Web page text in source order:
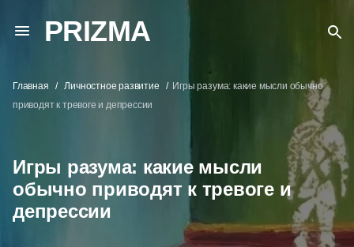
PRIZMA
Главная Личностное развитие
Игры разума: какие мысли обычно
приводят к тревоге и депрессии
Игры разума: какие мысли
обычно приводят к тревоге и
депрессии